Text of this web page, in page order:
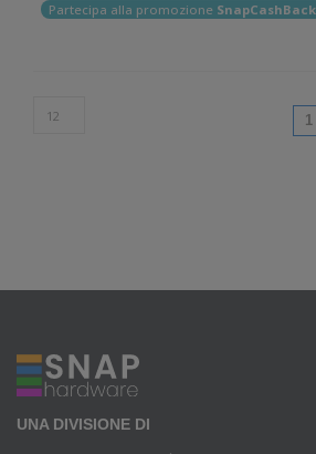
Partecipa alla promozione SnapCashBack
1
UNA DIVISIONE DI